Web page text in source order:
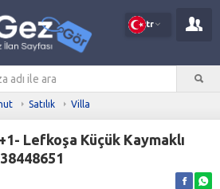
tr
Satılık Villa
Lefkoşa Küçük Kaymaklı